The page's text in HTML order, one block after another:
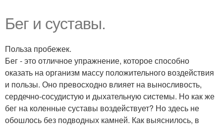
Бег и суставы.
Польза пробежек.
Бег - это отличное упражнение, которое способно
оказать на организм массу положительного воздействия
и пользы. Оно превосходно влияет на выносливость,
сердечно-сосудистую и дыхательную системы. Но как же
бег на коленные суставы воздействует? Но здесь не
обошлось без подводных камней. Как выяснилось, в